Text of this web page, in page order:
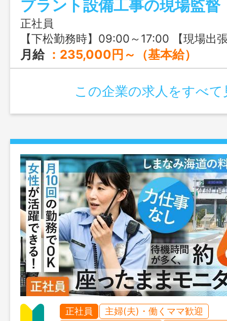
全国各地を飛びまわることができるので
方には特におすすめですよ♬
プラント設備工事の現場監督
正社員
【下松勤務時】09:00～17:00 【現場出張
月給 ：235,000円～（基本給） ▼別途支給 住宅手当：20,000円／月 ※賃貸住宅の世帯主の方に支給 出張手当：3,500円／日 × 25〜26日（月平均支給金額：87,500円） 現場への行き帰り
この企業の求人をすべて
正社員
主婦(夫)・働くママ歓迎